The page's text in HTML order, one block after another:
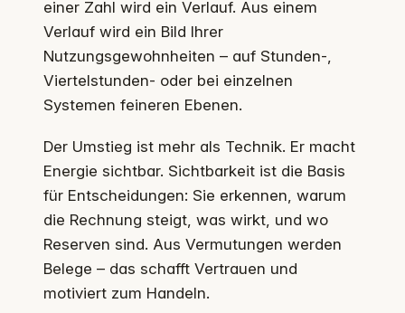
einer Zahl wird ein Verlauf. Aus einem
Verlauf wird ein Bild Ihrer
Nutzungsgewohnheiten – auf Stunden-,
Viertelstunden- oder bei einzelnen
Systemen feineren Ebenen.
Der Umstieg ist mehr als Technik. Er macht
Energie sichtbar. Sichtbarkeit ist die Basis
für Entscheidungen: Sie erkennen, warum
die Rechnung steigt, was wirkt, und wo
Reserven sind. Aus Vermutungen werden
Belege – das schafft Vertrauen und
motiviert zum Handeln.